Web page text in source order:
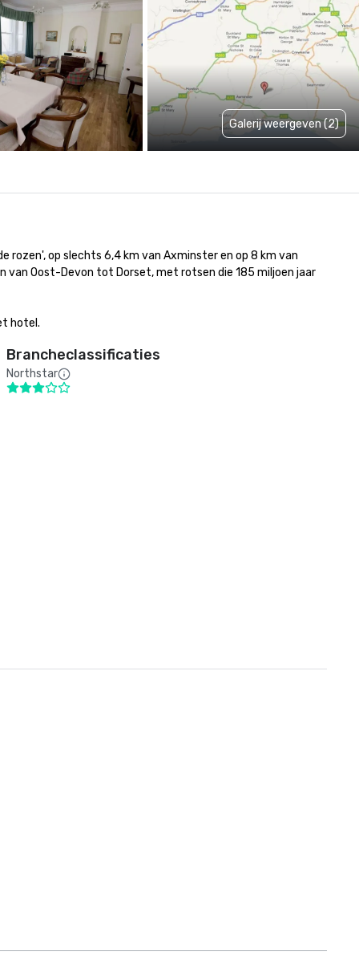
Galerij weergeven (2)
rozen', op slechts 6,4 km van Axminster en op 8 km van
van Oost-Devon tot Dorset, met rotsen die 185 miljoen jaar
hotel.
Brancheclassificaties
Northstar